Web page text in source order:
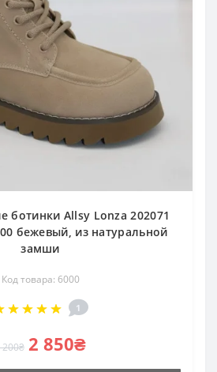
ботинки Allsy Lonza 202071
бежевый, из натуральной
замши
Код товара: 6000
1
200₴ 2 850₴